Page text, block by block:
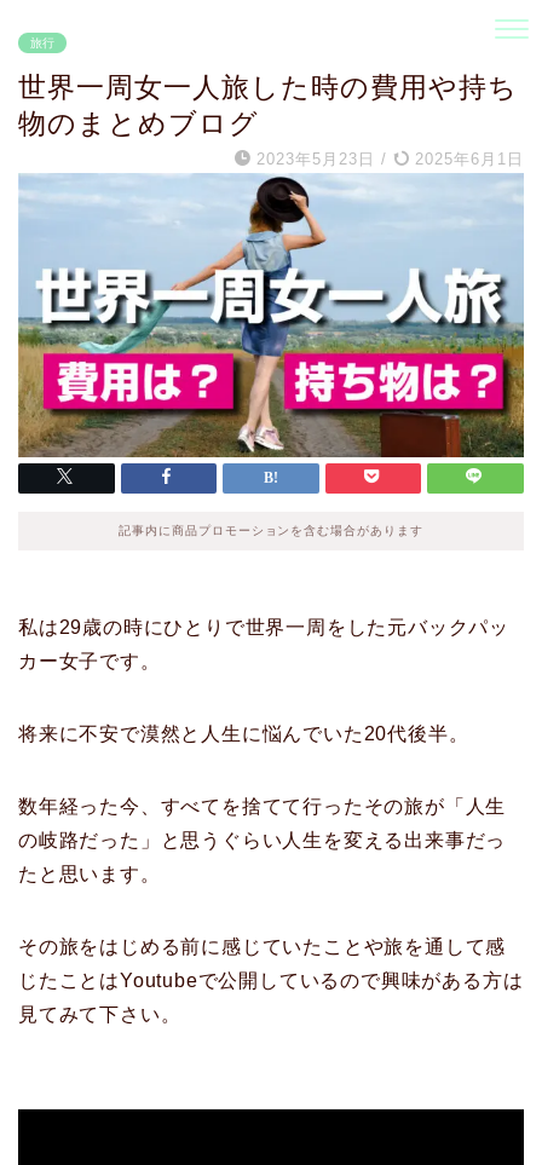
旅行
世界一周女一人旅した時の費用や持ち
物のまとめブログ
2023年5月23日 / 2025年6月1日
記事内に商品プロモーションを含む場合があります
私は29歳の時にひとりで世界一周をした元バックパッ
カー女子です。
将来に不安で漠然と人生に悩んでいた20代後半。
数年経った今、すべてを捨てて行ったその旅が「人生
の岐路だった」と思うぐらい人生を変える出来事だっ
たと思います。
その旅をはじめる前に感じていたことや旅を通して感
じたことはYoutubeで公開しているので興味がある方は
見てみて下さい。